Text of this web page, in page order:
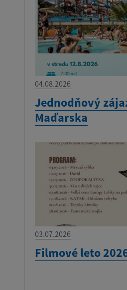
04.08.2026
Jednodňový
Maďarska
03.07.2026
Filmové leto